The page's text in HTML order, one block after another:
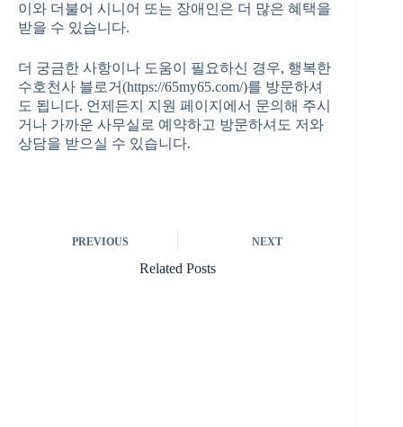
이와 더불어 시니어 또는 장애인은 더 많은 혜택을
받을 수 있습니다.
더 궁금한 사항이나 도움이 필요하신 경우, 행복한
수호천사 블로거(https://65my65.com/)를 방문하셔
도 됩니다. 언제든지 지원 페이지에서 문의해 주시
거나 가까운 사무실로 예약하고 방문하셔도 저와
상담을 받으실 수 있습니다.
PREVIOUS NEXT
Related Posts